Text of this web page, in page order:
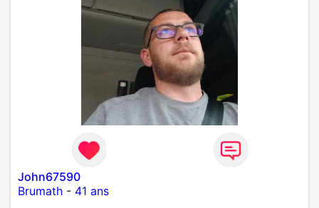
John67590
Brumath - 41 ans